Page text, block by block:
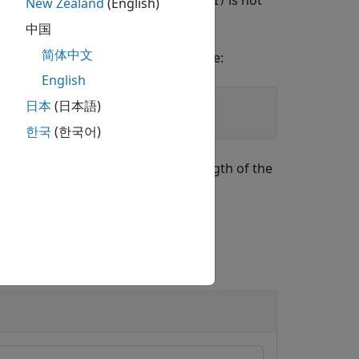
a result,
difference equation shown here:
. The length of the
中国
简体中文
English
日本(日本語)
한국 (한국어)